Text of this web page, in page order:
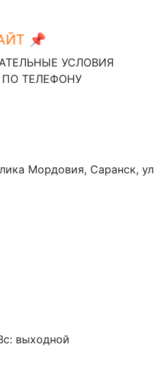
📌Ctrl+D
УСЛОВИЯ
ТЕЛЕФОНУ
Мордовия, Саранск, ул
выходной